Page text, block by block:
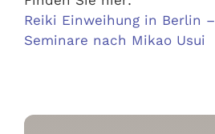
Reiki Einweihung in Berlin –
Seminare nach Mikao Usui